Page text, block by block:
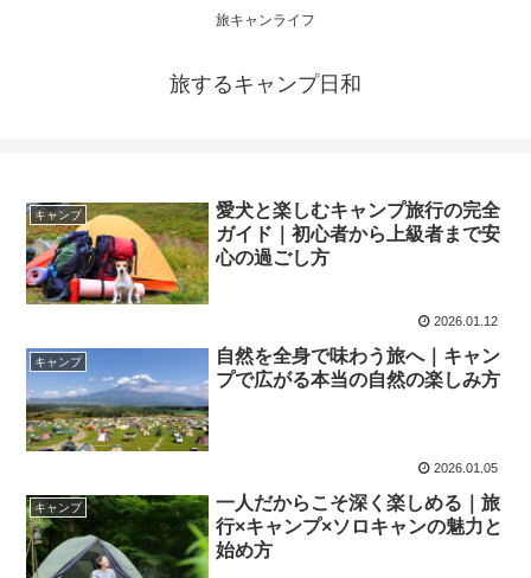
旅キャンライフ
旅するキャンプ日和
キャンプ
愛犬と楽しむキャンプ旅行の完全
ガイド｜初心者から上級者まで安
心の過ごし方
2026.01.12
キャンプ
自然を全身で味わう旅へ｜キャン
プで広がる本当の自然の楽しみ方
2026.01.05
キャンプ
一人だからこそ深く楽しめる｜旅
行×キャンプ×ソロキャンの魅力と
始め方